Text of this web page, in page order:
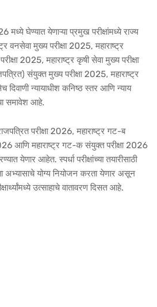
मध्ये घेण्यात येणाऱ्या प्रमुख परीक्षांमध्ये राज्य
वनसेवा मुख्य परीक्षा 2025, महाराष्ट्र
2025, महाराष्ट्र कृषी सेवा मुख्य परीक्षा
संयुक्त मुख्य परीक्षा 2025, महाराष्ट्र
न्यायाधीश कनिष्ठ स्तर आणि न्याय
समावेश आहे.
परीक्षा 2026, महाराष्ट्र गट-ब
आणि महाराष्ट्र गट-क संयुक्त परीक्षा 2026
येणार आहेत. स्पर्धा परीक्षांच्या तयारीसाठी
अभ्यासाचे योग्य नियोजन करता येणार असून
उत्साहाचे वातावरण दिसत आहे.